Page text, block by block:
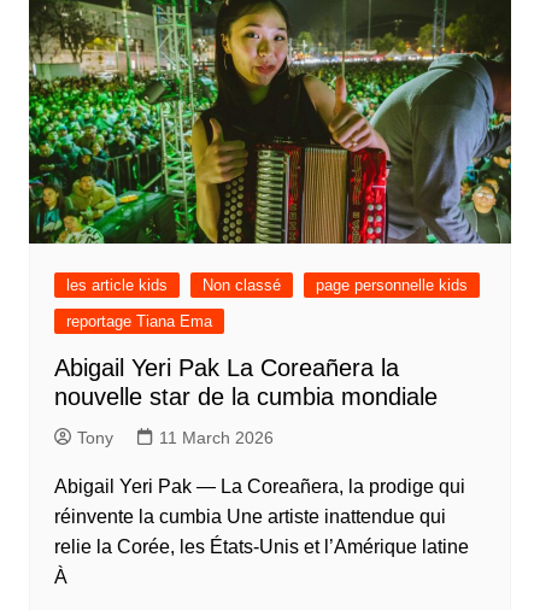
les article kids Non classé
page personnelle kids
reportage Tiana Ema
Abigail Yeri Pak La Coreañera la
nouvelle star de la cumbia mondiale
Tony 11 March 2026
Abigail Yeri Pak — La Coreañera, la prodige qui
réinvente la cumbia Une artiste inattendue qui
relie la Corée, les États-Unis et l’Amérique latine
À